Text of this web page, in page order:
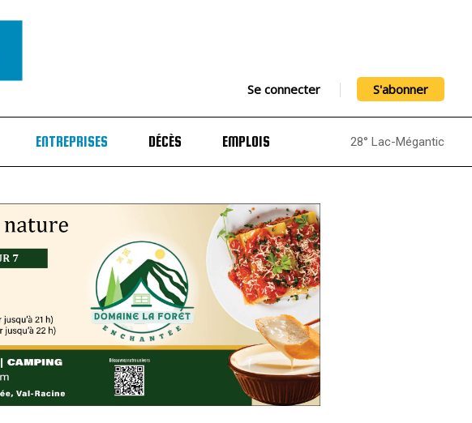
Se connecter S'abonner
ENTREPRISES DÉCÈS EMPLOIS 28° Lac-Mégantic